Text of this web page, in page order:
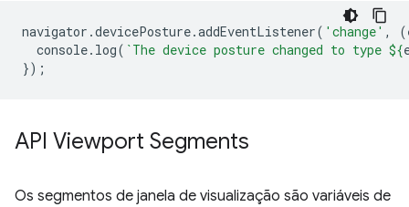
navigator .devicePosture.addEventListener( 'change' , (
console. log( `The device posture changed to type ${
});
API Viewport Segments
Os segmentos de janela de visualização são variáveis de